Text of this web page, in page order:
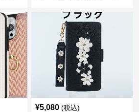
¥5,080 (税込)